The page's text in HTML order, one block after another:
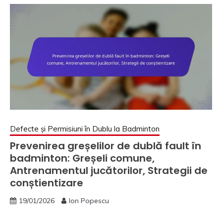
Defecte și Permisiuni în Dublu la Badminton
Prevenirea greșelilor de dublă fault în
badminton: Greșeli comune,
Antrenamentul jucătorilor, Strategii de
conștientizare
19/01/2026 Ion Popescu